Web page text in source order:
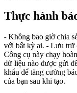
Thực hành
- Không bao giờ chia
với bất kỳ ai. - Lưu trữ
Công cụ này chạy
dữ liệu nào được gửi
khẩu để tăng cường
của bạn sau khi tạo.